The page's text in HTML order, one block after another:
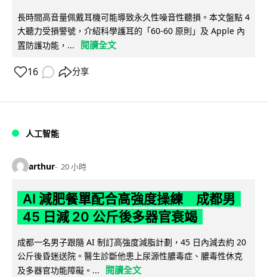
長時間高音量佩戴耳機可能導致永久性噪音性聽損。本文盤點 4
大聽力受損警號，介紹科學護耳的「60-60 原則」及 Apple 內
置防護功能，...
閱讀全文
16 分享
人工智能
arthur 20 小時
AI 減肥餐單配合高強度操練 成都男
45 日減 20 公斤後多器官衰竭
成都一名男子跟隨 AI 制訂高強度減脂計劃，45 日內減去約 20
公斤後昏迷送院。醫生診斷他患上尿源性膿毒症、膿毒性休克
及多器官功能障礙。...
閱讀全文